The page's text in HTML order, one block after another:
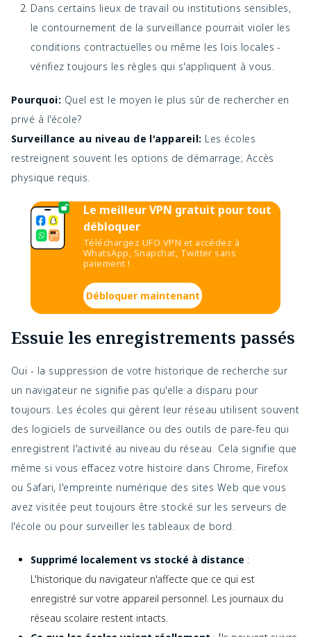
Dans certains lieux de travail ou institutions sensibles,
le contournement de la surveillance pourrait violer les
conditions contractuelles ou même les lois locales -
vérifiez toujours les règles qui s'appliquent à vous.
Pourquoi: Quel est le moyen le plus sûr de rechercher en
privé à l'école?
Surveillance au niveau de l'appareil: Les écoles
restreignent souvent les options de démarrage; Accès
physique requis.
Le meilleur VPN gratuit pour tout
débloquer
Téléchargez UFO VPN et accédez à
WhatsApp, Snapchat, Twitter sans
paiement !
Débloquer maintenant
Essuie les enregistrements passés
Oui - la suppression de votre historique de recherche sur
un navigateur ne signifie pas qu'elle a disparu pour
toujours. Les écoles qui gèrent leur réseau utilisent souvent
des logiciels de surveillance ou des outils de pare-feu qui
enregistrent l'activité au niveau du réseau. Cela signifie que
même si vous effacez votre histoire dans Chrome, Firefox
ou Safari, l'empreinte numérique des sites Web que vous
avez visitée peut toujours être stocké sur les serveurs de
l'école ou pour surveiller les tableaux de bord.
Supprimé localement vs stocké à distance :
L'historique du navigateur n'affecte que ce qui est
enregistré sur votre appareil personnel. Les journaux du
réseau scolaire restent intacts.